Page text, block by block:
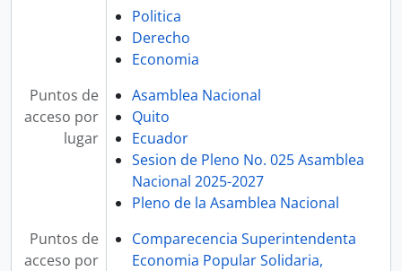
Politica
Derecho
Economia
Puntos de
acceso por
lugar
Asamblea Nacional
Quito
Ecuador
Sesion de Pleno No. 025 Asamblea
Nacional 2025-2027
Pleno de la Asamblea Nacional
Puntos de
acceso por
Comparecencia Superintendenta
Economia Popular Solidaria,